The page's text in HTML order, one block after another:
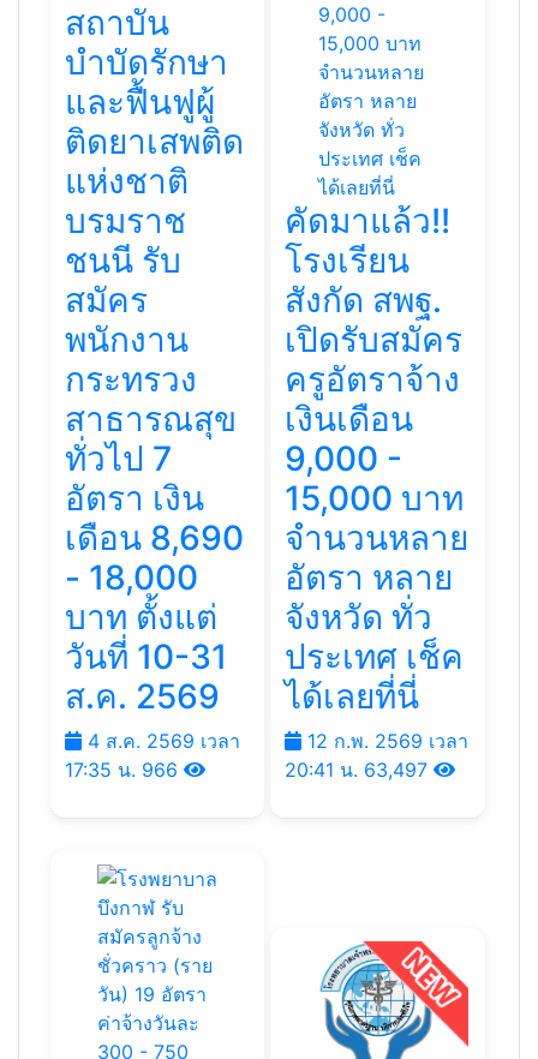
สถาบัน
บำบัดรักษา
และฟื้นฟูผู้
ติดยาเสพติด
แห่งชาติ
บรมราช
ชนนี รับ
สมัคร
พนักงาน
กระทรวง
สาธารณสุข
ทั่วไป 7
อัตรา เงิน
เดือน 8,690
- 18,000
บาท ตั้งแต่
วันที่ 10-31
ส.ค. 2569
4 ส.ค. 2569 เวลา
17:35 น. 966
คัดมาแล้ว!!
โรงเรียน
สังกัด สพฐ.
เปิดรับสมัคร
ครูอัตราจ้าง
เงินเดือน
9,000 -
15,000 บาท
จำนวนหลาย
อัตรา หลาย
จังหวัด ทั่ว
ประเทศ เช็ค
ได้เลยที่นี่
12 ก.พ. 2569 เวลา
20:41 น. 63,497